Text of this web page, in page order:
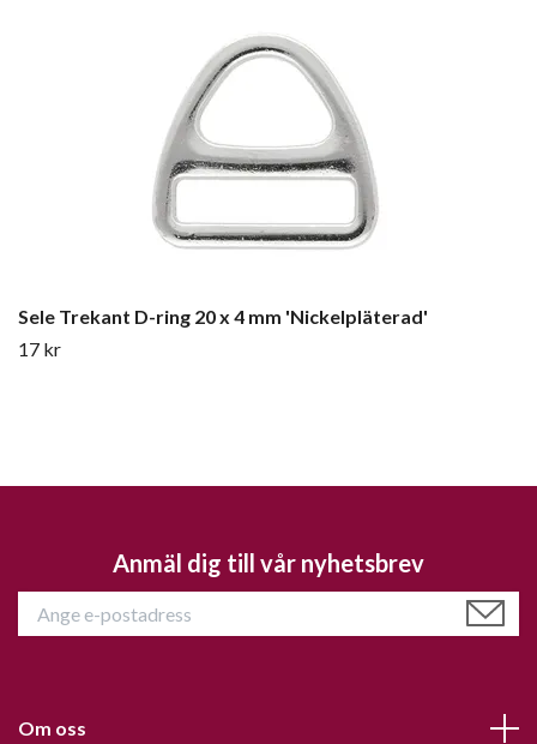
Sele Trekant D-ring 20 x 4 mm 'Nickelpläterad'
17 kr
Anmäl dig till vår nyhetsbrev
Om oss